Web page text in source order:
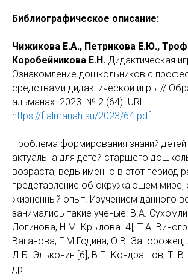
Библиографическое описание:
Чижикова Е.А., Петрикова Е.Ю.,
Коробейникова Е.Н. Дидактическая
Ознакомление дошкольников с
средствами дидактической игры //
альманах. 2023. № 2 (64). URL:
https://f.almanah.su/2023/64.pdf.
Проблема формирования знаний
актуальна для детей старшего
возраста, ведь именно в этот период
представление об окружающем мире,
жизненный опыт. Изучением данного
занимались такие ученые: В.А.
Логинова, Н.М. Крылова [4], Т.А.
Ваганова, Г.М.Година, О.В. Запорожец,
Д.Б. Эльконин [6], В.П. Кондрашов, Т. В.
др.